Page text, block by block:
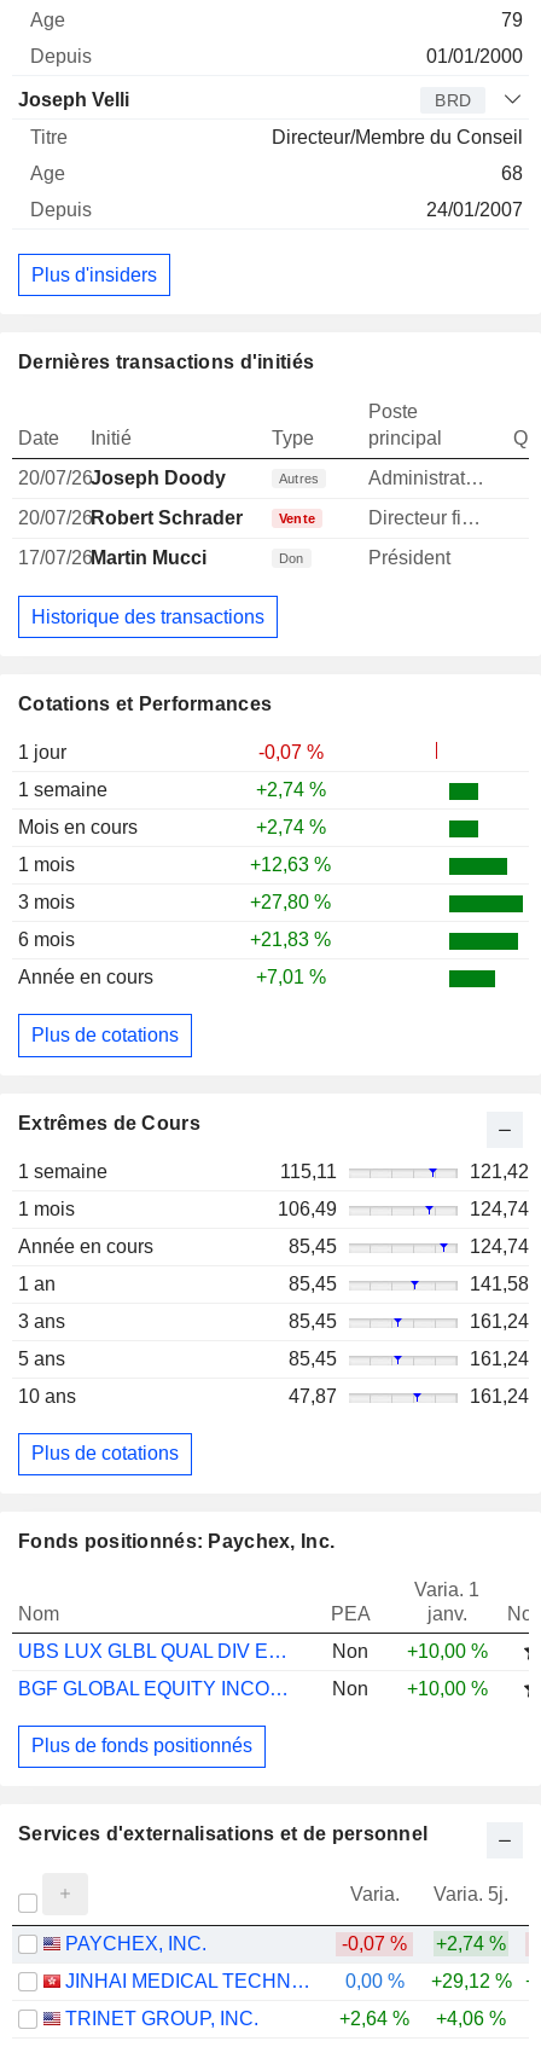
Cotations et Performances
1 jour
-0,07 %
1 semaine
+2,74 %
Mois en cours
+2,74 %
1 mois
+12,63 %
3 mois
+27,80 %
6 mois
+21,83 %
Année en cours
+7,01 %
Plus de cotations
Extrêmes de Cours
1 semaine 115,11
121,42
1 mois
106,49
124,74
Année en cours
85,45
124,74
1 an
85,45
141,58
3 ans
85,45
161,24
5 ans
85,45
161,24
10 ans
47,87 161,24
Plus de cotations
79
01/01/2000
Joseph Velli BRD
Directeur/Membre du Conseil
68
24/01/2007
Plus d'insiders
Dernières transactions d'initiés
Date Initié Type
Poste
principal
20/07/26Joseph Doody Autres
Administrateur
20/07/26Robert Schrader Vente Directeur financier
17/07/26Martin Mucci Don Président
Historique des transactions
Fonds positionnés: Paychex, Inc.
Nom PEA
Varia. 1
janv.
UBS LUX GLBL QUAL DIV EQ FD I B ACC
Non
+10,00 %
BGF GLOBAL EQUITY INCOME A2
Non +10,00 %
Plus de fonds positionnés
Services d'externalisations et de personnel
Varia. Varia. 5j.
PAYCHEX, INC. -0,07 % +2,74 %
JINHAI MEDICAL TECHNOLOGY LIMITED
0,00 % +29,12 %
TRINET GROUP, INC.
+2,64 % +4,06 %